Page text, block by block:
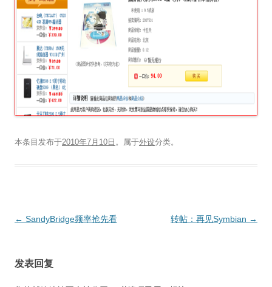
本条目发布于2010年7月10日 。属于外设分类。
文
航
← SandyBridge频率抢先看 转帖：再见Symbian →
发表回复